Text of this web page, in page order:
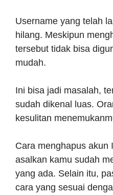
Username yang telah
hilang. Meskipun
tersebut tidak bisa
mudah.
Ini bisa jadi masalah,
sudah dikenal luas.
kesulitan
Cara menghapus akun
asalkan kamu sudah
yang ada. Selain itu,
cara yang sesuai